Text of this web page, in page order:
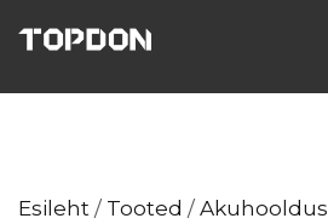
content
TOPDON Eesti
Esileht / Tooted / Akuhooldus